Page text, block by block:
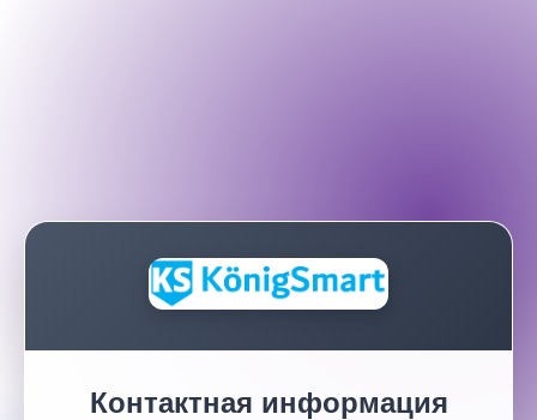
Контактная информация